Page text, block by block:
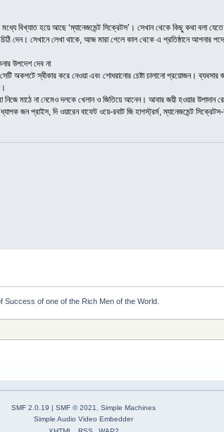
বিখ্যাত হয়ে আছে ‘ম্যানেজমেন্ট সিক্রেটস’। সেখান থেকে কিছু কথা বলা
দেন। সেখানে লেখা থাকে, আজ মারা গেলে কাল থেকে এ প্রতিষ্ঠানে আপনার
উপদেশ দেব না
অকপটে স্বীকার করে নেওয়া এবং শোধরানোর চেষ্টা চালানো প্রয়োজন। ব্যবসার
মাঠে না নেমেও দলকে খেলান ও জিতিয়ে আনেন। আবার জয়ী হওয়ার উপাদান
জন প্রাইস, দি ওয়ারেন বাফেট ওয়ে-রবাট জি হাগস্ট্রর্ম, ম্যানেজমেন্ট সিক্রেটস-
Success of one of the Rich Men of the World.
SMF 2.0.19 | SMF © 2021
Simple Machines
Simple Audio Video Embedder